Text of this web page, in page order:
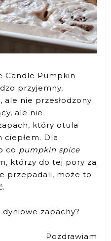
Candle Pumpkin
przyjemny,
ale nie przesłodzony.
ale nie
który otula
Dla
co pumpkin spice
którzy do tej pory za
przepadali, może to
zapachy?
Pozdrawiam